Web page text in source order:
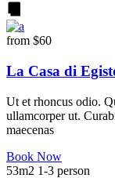
from $60
La Casa di
Ut et rhoncus odio.
ullamcorper ut.
maecenas
Book Now
53m2 1-3 person